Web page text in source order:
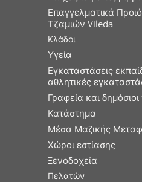
Επαγγελματικά
Τζαμιών Vileda
Κλάδοι
Υγεία
Εγκαταστάσεις
αθλητικές
Γραφεία και
Κατάστημα
Μέσα Μαζικής
Χώροι εστίασης
Ξενοδοχεία
Πελατών